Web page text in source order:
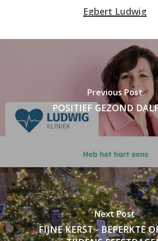
Egbert Ludwig
Previous Post
POSITIEF GEZOND
Next Post
FIJNE KERST - BEPERKTE